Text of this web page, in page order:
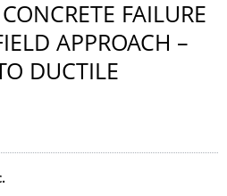
FAILURE
APPROACH –
DUCTILE